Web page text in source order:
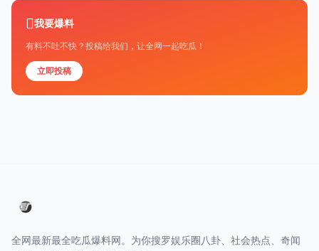
我要爆料
有料不吐不快？投稿给我们，让全网一起吃瓜！
立即投稿
全网最新最全吃瓜爆料网。为你搜罗娱乐圈八卦、社会热点、奇闻